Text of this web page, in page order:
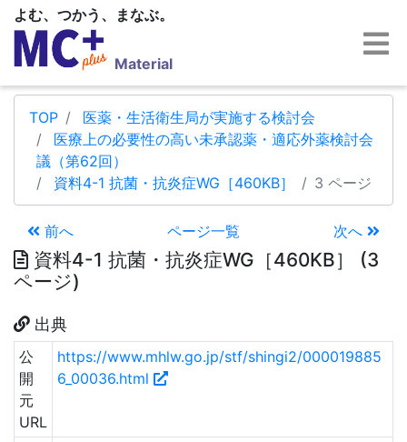
よむ、つかう、まなぶ。
Material
TOP
医薬・生活衛生局が実施する検討会
医療上の必要性の高い未承認薬・適応外薬検討会
議（第62回）
資料4-1 抗菌・抗炎症WG［460KB］
3 ページ
前へ ページ一覧 次へ
資料4-1 抗菌・抗炎症WG［460KB］ (3
ページ)
出典
公
開
元
URL
https://www.mhlw.go.jp/stf/shingi2/000019885
6_00036.html